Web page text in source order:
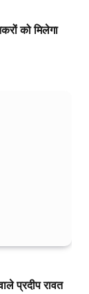
को मिलेगा
प्रदीप रावत